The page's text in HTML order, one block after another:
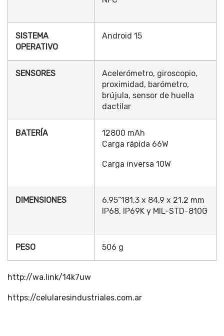
SISTEMA
OPERATIVO
Android 15
SENSORES
Acelerómetro, giroscopio,
proximidad, barómetro,
brújula, sensor de huella
dactilar
BATERÍA
12800 mAh
Carga rápida 66W
Carga inversa 10W
DIMENSIONES
6.95”181,3 x 84,9 x 21,2 mm
IP68, IP69K y MIL-STD-810G
PESO 506 g
http://wa.link/14k7uw
https://celularesindustriales.com.ar